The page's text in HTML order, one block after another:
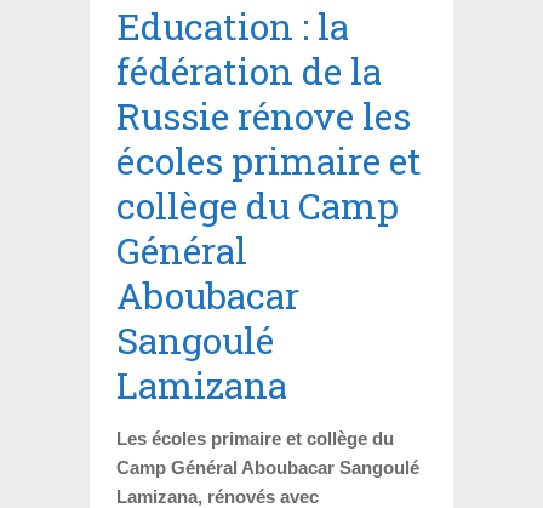
Education : la
fédération de la
Russie rénove les
écoles primaire et
collège du Camp
Général
Aboubacar
Sangoulé
Lamizana
Les écoles primaire et collège du
Camp Général Aboubacar Sangoulé
Lamizana, rénovés avec